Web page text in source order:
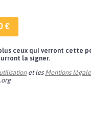
€
ceux qui verront cette
la signer.
et les Mentions